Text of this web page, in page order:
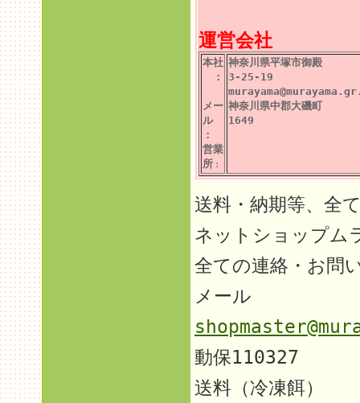
運営会社
本社
：
メー
ル
：
営業
所 ：
神奈川県平塚市御殿
3-25-19
神奈川県中郡大磯町
1649
送料・納期等、全
ネットショップム
全ての連絡・お問
メール
動保110327
送料（冷凍餌）